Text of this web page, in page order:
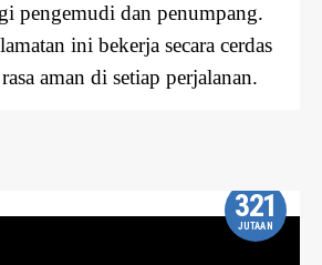
pengemudi dan penumpang.
ini bekerja secara cerdas
aman di setiap perjalanan.
321
JUTAAN